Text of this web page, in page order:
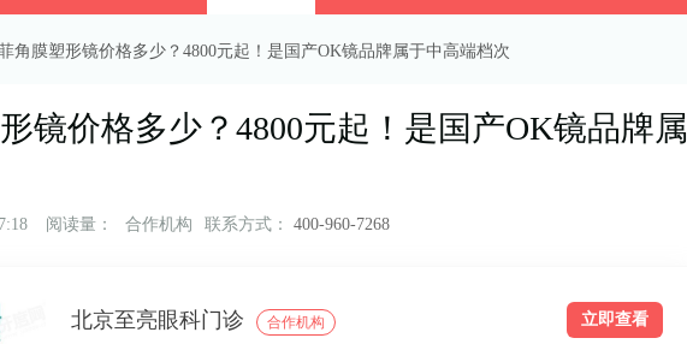
角膜塑形镜价格多少？4800元起！是国产OK镜品牌属于中高端档次
镜价格多少？4800元起！是国产OK镜品牌属
阅读量： 合作机构 联系方式： 400-960-7268
北京至亮眼科门诊 合作机构 立即查看